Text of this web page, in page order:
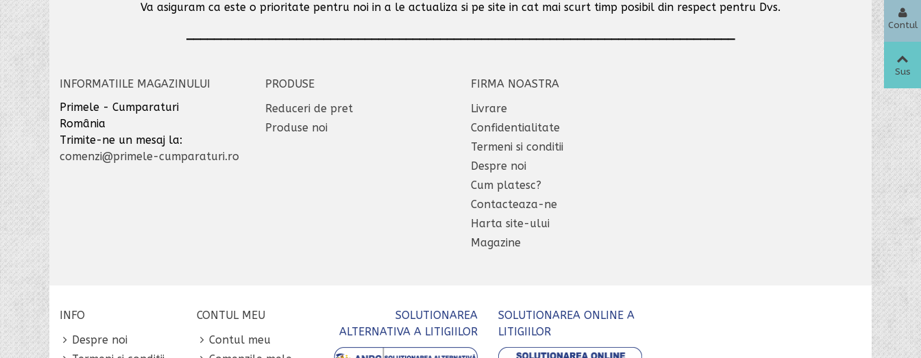
Va asiguram ca este o prioritate pentru noi in a le actualiza si pe site in cat mai scurt timp posibil din respect pentru Dvs.
INFORMATIILE MAGAZINULUI
Primele - Cumparaturi
România
Trimite-ne un mesaj la:
comenzi@primele-cumparaturi.ro
PRODUSE
Reduceri de pret
Produse noi
FIRMA NOASTRA
Livrare
Confidentialitate
Termeni si conditii
Despre noi
Cum platesc?
Contacteaza-ne
Harta site-ului
Magazine
INFO
Despre noi
CONTUL MEU
Contul meu
SOLUTIONAREA
ALTERNATIVA A LITIGIILOR
SOLUTIONAREA ONLINE A
LITIGIILOR
Contul
Sus